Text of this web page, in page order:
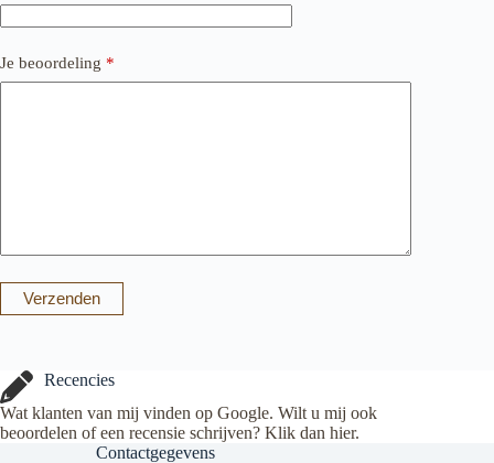
Je beoordeling *
Verzenden
Recencies
Wat klanten van mij vinden op Google. Wilt u mij ook
beoordelen of een recensie schrijven? Klik dan hier.
Contactgegevens